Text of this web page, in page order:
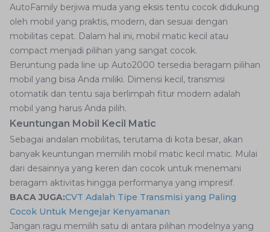
AutoFamily berjiwa muda yang eksis tentu cocok didukung
oleh mobil yang praktis, modern, dan sesuai dengan
mobilitas cepat. Dalam hal ini, mobil matic kecil atau
compact menjadi pilihan yang sangat cocok.
Beruntung pada line up Auto2000 tersedia beragam pilihan
mobil yang bisa Anda miliki. Dimensi kecil, transmisi
otomatik dan tentu saja berlimpah fitur modern adalah
mobil yang harus Anda pilih.
Keuntungan Mobil Kecil Matic
Sebagai andalan mobilitas, terutama di kota besar, akan
banyak keuntungan memilih mobil matic kecil matic. Mulai
dari desainnya yang keren dan cocok untuk menemani
beragam aktivitas hingga performanya yang impresif.
BACA JUGA:CVT Adalah Tipe Transmisi yang Paling
Cocok Untuk Mengejar Kenyamanan
Jangan ragu memilih satu di antara pilihan modelnya yang